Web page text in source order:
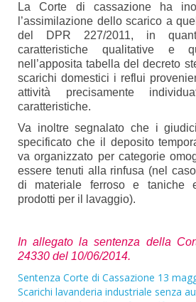
La Corte di cassazione ha
l’assimilazione dello scarico a
del DPR 227/2011, in
caratteristiche qualitative e
nell’apposita tabella del decreto
scarichi domestici i reflui
attività precisamente
caratteristiche.
Va inoltre segnalato che i
specificato che il deposito
va organizzato per categorie
essere tenuti alla rinfusa (nel
di materiale ferroso e taniche
prodotti per il lavaggio).
In allegato la sentenza della
24330 del 10/06/2014.
Sentenza Corte di Cassazione 13
Scarichi lavanderia industriale senza